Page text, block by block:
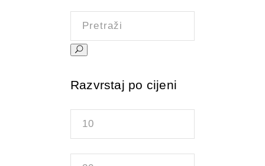
Razvrstaj po cijeni